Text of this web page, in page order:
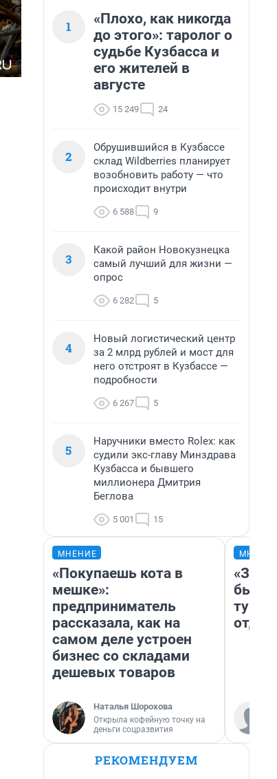
1
«Плохо, как никогда
до этого»: таролог о
судьбе Кузбасса и
его жителей в
августе
15 249 24
2
Обрушившийся в Кузбассе
склад Wildberries планирует
возобновить работу — что
происходит внутри
6 588 9
3
Какой район Новокузнецка
самый лучший для жизни —
опрос
6 282 5
4
Новый логистический центр
за 2 млрд рублей и мост для
него отстроят в Кузбассе —
подробности
6 267 5
5
Наручники вместо Rolex: как
судили экс-главу Минздрава
Кузбасса и бывшего
миллионера Дмитрия
Беглова
5 001 15
МНЕНИЕ
«Покупаешь кота в
мешке»:
предприниматель
рассказала, как на
самом деле устроен
бизнес со складами
дешевых товаров
Наталья Шорохова
Открыла кофейную точку на
деньги соцразвития
«За
были
РЕКОМЕНДУЕМ